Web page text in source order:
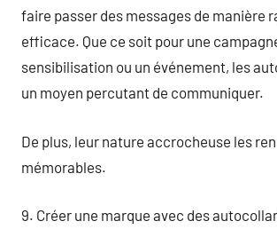
faire passer des messages de manière
efficace. Que ce soit pour une
sensibilisation ou un événement, les
un moyen percutant de communiquer.
De plus, leur nature accrocheuse les
mémorables.
9. Créer une marque avec des